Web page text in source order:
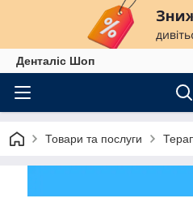
Денталіс Шоп
Товари та послуги